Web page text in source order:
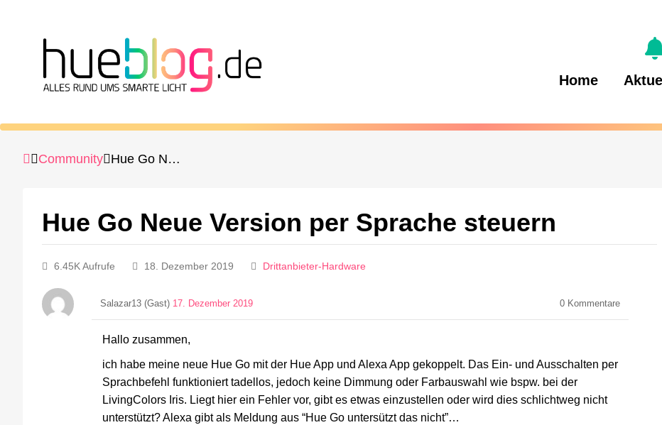
Home
Community Hue Go Neue Version per Sprache steuern
Hue Go Neue Version per Sprache steuern
6.45K Aufrufe 18. Dezember 2019 Drittanbieter-Hardware
Salazar13 (Gast) 17. Dezember 2019 0 Kommentare
Hallo zusammen,
ich habe meine neue Hue Go mit der Hue App und Alexa App gekoppelt. Das Ein- und Ausschalten per
Sprachbefehl funktioniert tadellos, jedoch keine Dimmung oder Farbauswahl wie bspw. bei der
LivingColors Iris. Liegt hier ein Fehler vor, gibt es etwas einzustellen oder wird dies schlichtweg nicht
unterstützt? Alexa gibt als Meldung aus “Hue Go untersützt das nicht”…